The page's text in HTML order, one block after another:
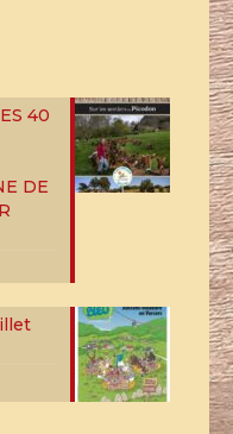
40
DE